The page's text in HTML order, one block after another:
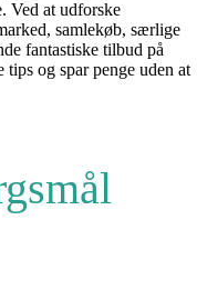
Ved at udforske
samlekøb, særlige
fantastiske tilbud på
og spar penge uden at